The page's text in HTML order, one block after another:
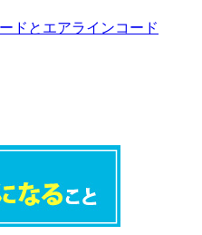
ドとエアラインコード